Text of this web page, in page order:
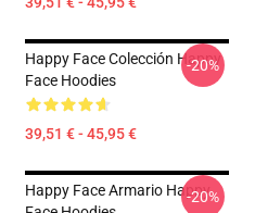
Happy Face Colección Happy
Face Hoodies
39,51 € - 45,95 €
-20%
Happy Face Armario Happy
-20%